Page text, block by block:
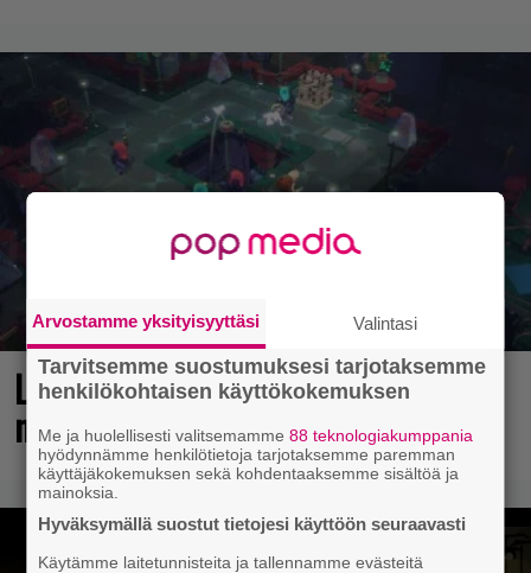
Loistopeli Steamistä maksutta –
mutta pidä kiirettä lataamisen kanssa
Arvostamme yksityisyyttäsi Valintasi
Tarvitsemme suostumuksesi tarjotaksemme
henkilökohtaisen käyttökokemuksen
Me ja huolellisesti valitsemamme88 teknologiakumppania
hyödynnämme henkilötietoja tarjotaksemme paremman
käyttäjäkokemuksen sekä kohdentaaksemme sisältöä ja
mainoksia.
Hyväksymällä suostut tietojesi käyttöön seuraavasti
Käytämme laitetunnisteita ja tallennamme evästeitä